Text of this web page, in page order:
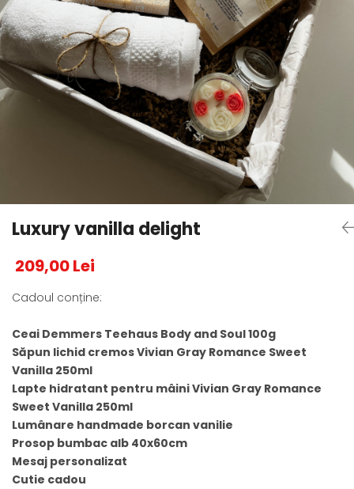
Luxury vanilla delight
209,00 Lei
Cadoul conține:
Ceai Demmers Teehaus Body and Soul 100g
Săpun lichid cremos Vivian Gray Romance Sweet
Vanilla 250ml
Lapte hidratant pentru mâini Vivian Gray Romance
Sweet Vanilla 250ml
Lumânare handmade borcan vanilie
Prosop bumbac alb 40x60cm
Mesaj personalizat
Cutie cadou